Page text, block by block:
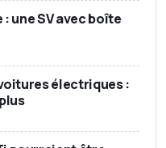
une SV avec boîte
électriques :